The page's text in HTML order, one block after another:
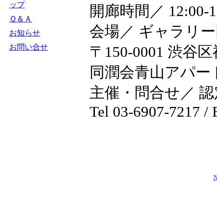
ップ
Ｑ＆Ａ
お知らせ
お問い合せ
開廊時間／
会場／ ギャラリ
〒150-0001 渋谷
同潤会青山アパ
主催・問合せ／ 認
Tel 03-6907-7217 /